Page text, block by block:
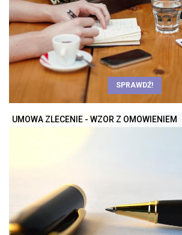
SPRAWDŹ!
UMOWA ZLECENIE - WZÓR Z OMÓWIENIEM